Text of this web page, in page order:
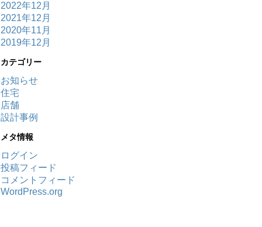
2022年12月
2021年12月
2020年11月
2019年12月
カテゴリー
お知らせ
住宅
店舗
設計事例
メタ情報
ログイン
投稿フィード
コメントフィード
WordPress.org